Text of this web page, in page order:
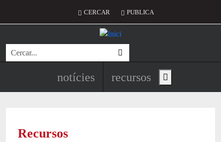
Menú del compte d'usuari
CERCAR PUBLICA
Cerca
Navegació principal de
notícies recursos Show main menu
Recursos